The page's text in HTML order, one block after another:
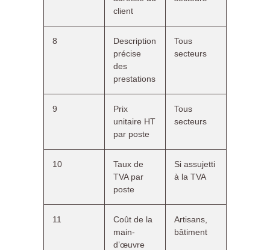
client
8
Description
précise
des
prestations
Tous
secteurs
9
Prix
unitaire HT
par poste
Tous
secteurs
10
Taux de
TVA par
poste
Si assujetti
à la TVA
11
Coût de la
main-
d’œuvre
Artisans,
bâtiment